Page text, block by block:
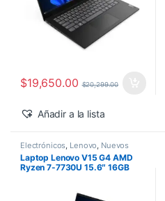
$19,650.00 $20,299.00
Añadir a la lista
Electrónicos Lenovo Nuevos
Productos
Laptop Lenovo V15 G4 AMD
Ryzen 7-7730U 15.6″ 16GB